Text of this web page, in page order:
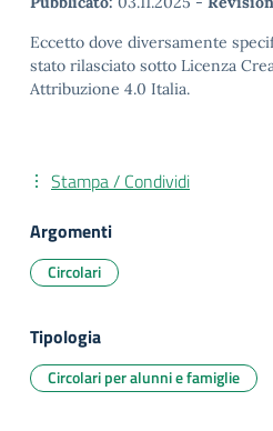
Eccetto dove diversamente
stato rilasciato sotto Licenza
Attribuzione 4.0 Italia.
Stampa / Condividi
Argomenti
Circolari
Tipologia
Circolari per alunni e famiglie